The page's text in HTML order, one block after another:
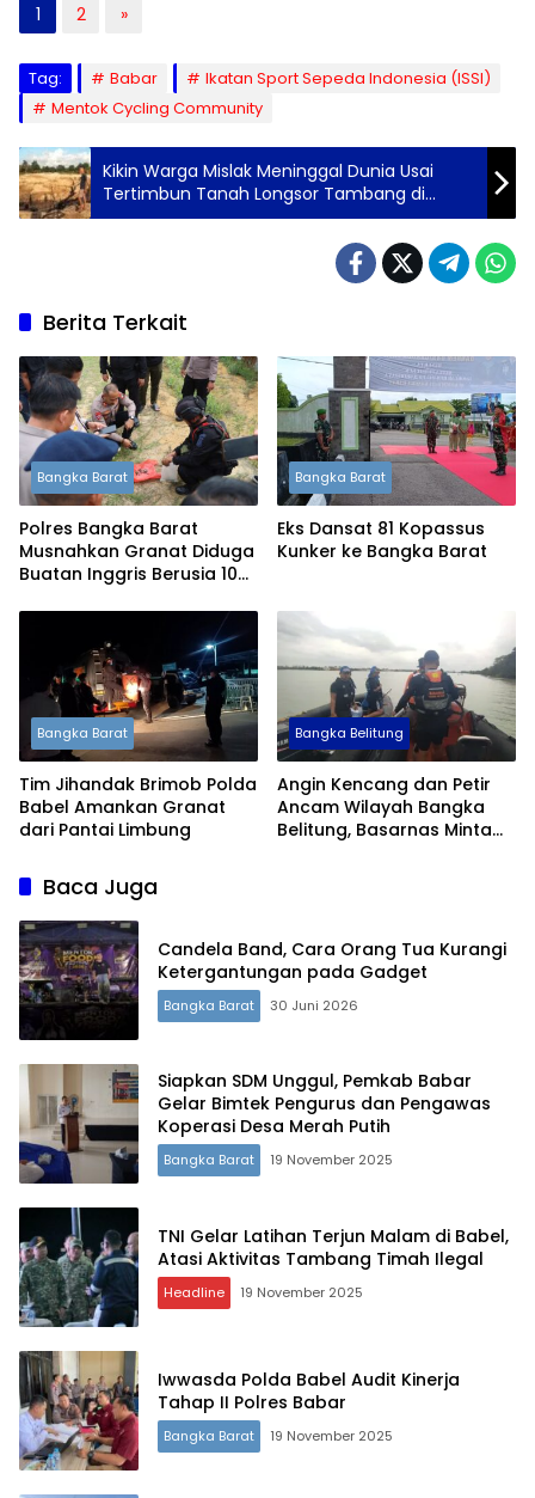
Terdepan Menyorot Fakta.
1 2 »
Tag: Babar
Ikatan Sport Sepeda Indonesia (ISSI)
Mentok Cycling Community
Kikin Warga Mislak Meninggal Dunia Usai
Tertimbun Tanah Longsor Tambang di
Jebus
Berita Terkait
Bangka Barat
Polres Bangka Barat
Musnahkan Granat Diduga
Buatan Inggris Berusia 105
Bangka Barat
Eks Dansat 81 Kopassus
Kunker ke Bangka Barat
Bangka Barat
Tim Jihandak Brimob Polda
Babel Amankan Granat
dari Pantai Limbung
Bangka Belitung
Angin Kencang dan Petir
Ancam Wilayah Bangka
Belitung, Basarnas Minta
Baca Juga
Candela Band, Cara Orang Tua Kurangi
Ketergantungan pada Gadget
Bangka Barat 30 Juni 2026
Siapkan SDM Unggul, Pemkab Babar
Gelar Bimtek Pengurus dan Pengawas
Koperasi Desa Merah Putih
Bangka Barat 19 November 2025
TNI Gelar Latihan Terjun Malam di Babel,
Atasi Aktivitas Tambang Timah Ilegal
Headline 19 November 2025
Iwwasda Polda Babel Audit Kinerja
Tahap II Polres Babar
Bangka Barat 19 November 2025